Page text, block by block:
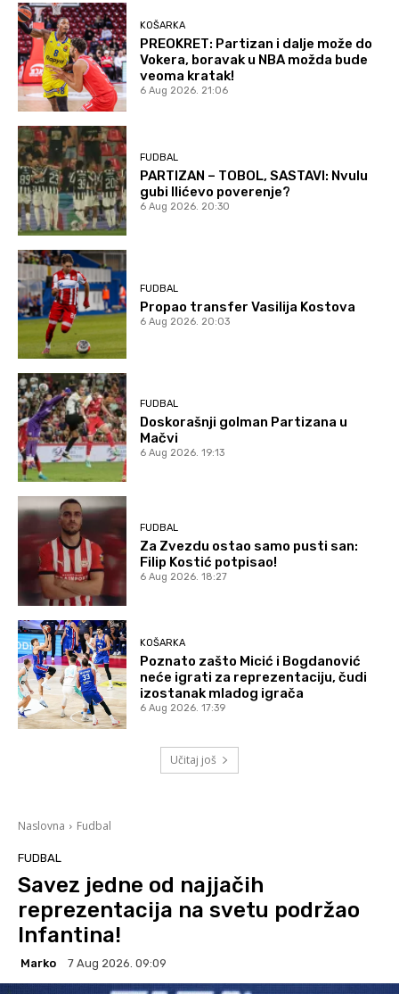
KOŠARKA
PREOKRET: Partizan i dalje može do
Vokera, boravak u NBA možda bude
veoma kratak!
6 Aug 2026. 21:06
FUDBAL
PARTIZAN – TOBOL, SASTAVI: Nvulu
gubi Ilićevo poverenje?
6 Aug 2026. 20:30
FUDBAL
Propao transfer Vasilija Kostova
6 Aug 2026. 20:03
FUDBAL
Doskorašnji golman Partizana u
Mačvi
6 Aug 2026. 19:13
FUDBAL
Za Zvezdu ostao samo pusti san:
Filip Kostić potpisao!
6 Aug 2026. 18:27
KOŠARKA
Poznato zašto Micić i Bogdanović
neće igrati za reprezentaciju, čudi
izostanak mladog igrača
6 Aug 2026. 17:39
Učitaj još